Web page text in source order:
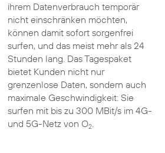
ihrem Datenverbrauch temporär
nicht einschränken möchten,
können damit sofort sorgenfrei
surfen, und das meist mehr als 24
Stunden lang. Das Tagespaket
bietet Kunden nicht nur
grenzenlose Daten, sondern auch
maximale Geschwindigkeit: Sie
surfen mit bis zu 300 MBit/s im 4G-
und 5G-Netz von O2.